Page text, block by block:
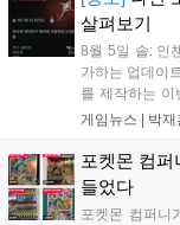
살펴보기
8월 5일 솔: 인
가하는 업데이
를 제작하는
격은 소폭 상승
수요는 늘었으
와 무기는 서버
게임뉴스 | 박재
포켓몬 컴
들었다
포켓몬 컴퍼니